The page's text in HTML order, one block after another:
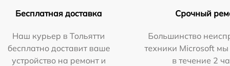
Бесплатная доставка
Наш курьер в Тольятти
бесплатно доставит ваше
устройство на ремонт и
Срочный
Большинство
техники Microsoft мы
в течение 2